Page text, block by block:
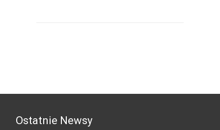
Ostatnie Newsy